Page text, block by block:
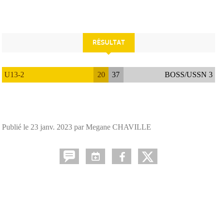
RÉSULTAT
U13-2 20 37 BOSS/USSN 3
Publié le 23 janv. 2023 par Megane CHAVILLE